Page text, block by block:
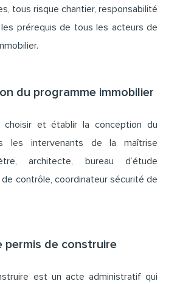
tous risque chantier, responsabilité
prérequis de tous les acteurs de
du programme immobilier
et établir la conception du
les intervenants de la maîtrise
architecte, bureau d’étude
contrôle, coordinateur sécurité de
permis de construire
est un acte administratif qui